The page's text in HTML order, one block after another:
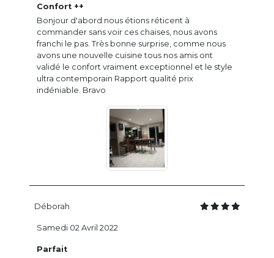
Confort ++
Bonjour d'abord nous étions réticent à
commander sans voir ces chaises, nous avons
franchi le pas. Très bonne surprise, comme nous
avons une nouvelle cuisine tous nos amis ont
validé le confort vraiment exceptionnel et le style
ultra contemporain Rapport qualité prix
indéniable. Bravo
Déborah
Parfait
Samedi 02 Avril 2022